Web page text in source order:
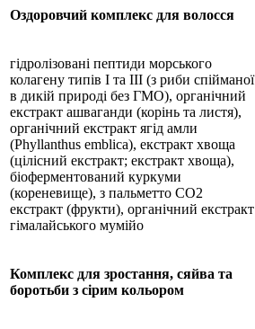
Оздоровчий комплекс для волосся
гідролізовані пептиди морського
колагену типів I та III (з риби спійманої
в дикій природі без ГМО), органічний
екстракт ашваганди (корінь та листя),
органічний екстракт ягід амли
(Phyllanthus emblica), екстракт хвоща
(цілісний екстракт; екстракт хвоща),
біоферментований куркуми
(кореневище), з пальметто CO2
екстракт (фрукти), органічний екстракт
гімалайського мумійо
Комплекс для зростання, сяйва та
боротьби з сірим кольором